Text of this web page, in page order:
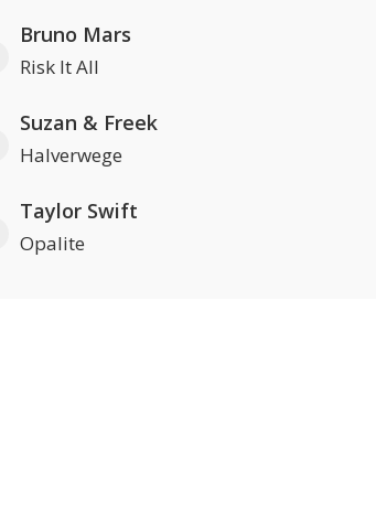
Bruno Mars
Risk It All
Suzan & Freek
Halverwege
Taylor Swift
Opalite